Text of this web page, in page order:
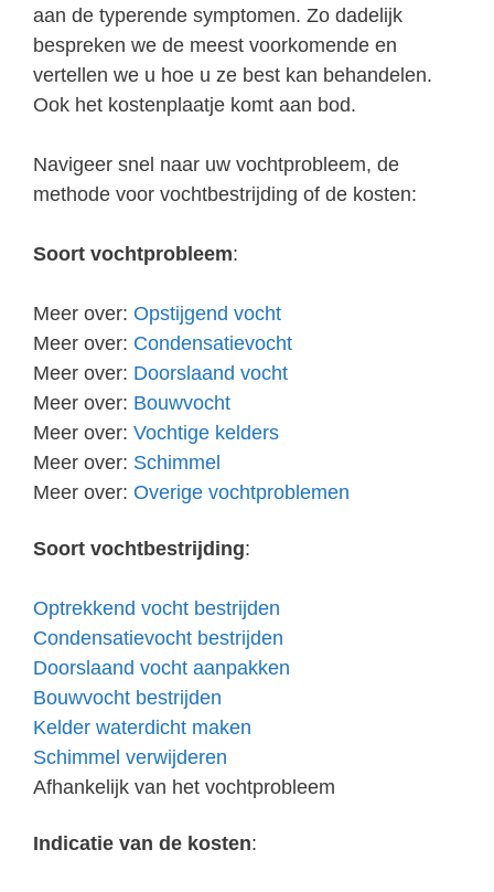
aan de typerende symptomen. Zo dadelijk
bespreken we de meest voorkomende en
vertellen we u hoe u ze best kan behandelen.
Ook het kostenplaatje komt aan bod.
Navigeer snel naar uw vochtprobleem, de
methode voor vochtbestrijding of de kosten:
Soort vochtprobleem:
Meer over: Opstijgend vocht
Meer over: Condensatievocht
Meer over: Doorslaand vocht
Meer over: Bouwvocht
Meer over: Vochtige kelders
Meer over: Schimmel
Meer over: Overige vochtproblemen
Soort vochtbestrijding:
Optrekkend vocht bestrijden
Condensatievocht bestrijden
Doorslaand vocht aanpakken
Bouwvocht bestrijden
Kelder waterdicht maken
Schimmel verwijderen
Afhankelijk van het vochtprobleem
Indicatie van de kosten: